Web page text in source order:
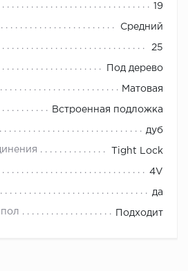
19
Средний
25
Под дерево
Матовая
Встроенная подложка
дуб
Tight Lock
4V
да
Подходит